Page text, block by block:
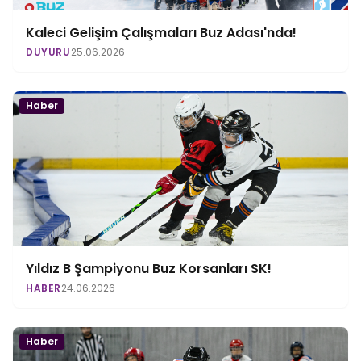
Kaleci Gelişim Çalışmaları Buz Adası'nda!
DUYURU25.06.2026
Haber
Yıldız B Şampiyonu Buz Korsanları SK!
HABER24.06.2026
Haber